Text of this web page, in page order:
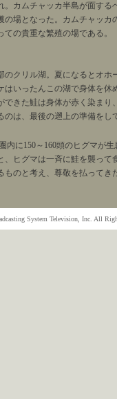
。カムチャッカ半島が面する
の場となった。カムチャッ
の貴重な繁殖の場である。
のクリル湖。夏になるとオホ
はいったんこの湖で身体を
できた鮭は身体が赤く染ま
のは、最後の遡上の準備をし
内に150～160頭のヒグマが
、ヒグマは一斉に鮭を襲っ
ものと考え、尊敬を払ってき
System Television, Inc. All